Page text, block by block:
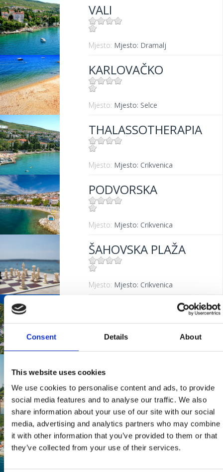
Consent Details About
This website uses cookies
We use cookies to personalise content and ads, to provide
social media features and to analyse our traffic. We also
share information about your use of our site with our social
media, advertising and analytics partners who may combine
it with other information that you’ve provided to them or that
they’ve collected from your use of their services.
VALI
Mjesto: Mjesto: Dramalj
KARLOVAČKO
Mjesto: Mjesto: Selce
THALASSOTHERAPIA
Mjesto: Mjesto: Crikvenica
PODVORSKA
Mjesto: Mjesto: Crikvenica
ŠAHOVSKA PLAŽA
Mjesto: Mjesto: Crikvenica
LANTERNA
Mjesto:Mjesto: Dramalj
BAZENI HOTELA
"KATARINA"